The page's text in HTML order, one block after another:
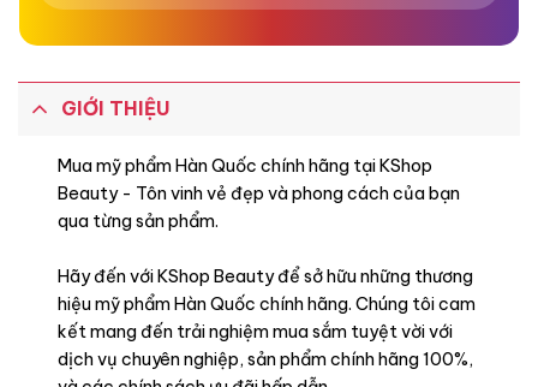
GIỚI THIỆU
Mua mỹ phẩm Hàn Quốc chính hãng tại KShop
Beauty - Tôn vinh vẻ đẹp và phong cách của bạn
qua từng sản phẩm.
Hãy đến với KShop Beauty để sở hữu những thương
hiệu mỹ phẩm Hàn Quốc chính hãng. Chúng tôi cam
kết mang đến trải nghiệm mua sắm tuyệt vời với
dịch vụ chuyên nghiệp, sản phẩm chính hãng 100%,